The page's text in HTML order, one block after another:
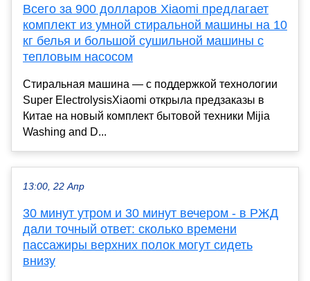
Всего за 900 долларов Xiaomi предлагает
комплект из умной стиральной машины на 10
кг белья и большой сушильной машины с
тепловым насосом
Стиральная машина — с поддержкой технологии
Super ElectrolysisXiaomi открыла предзаказы в
Китае на новый комплект бытовой техники Mijia
Washing and D...
13:00, 22 Апр
30 минут утром и 30 минут вечером - в РЖД
дали точный ответ: сколько времени
пассажиры верхних полок могут сидеть
внизу